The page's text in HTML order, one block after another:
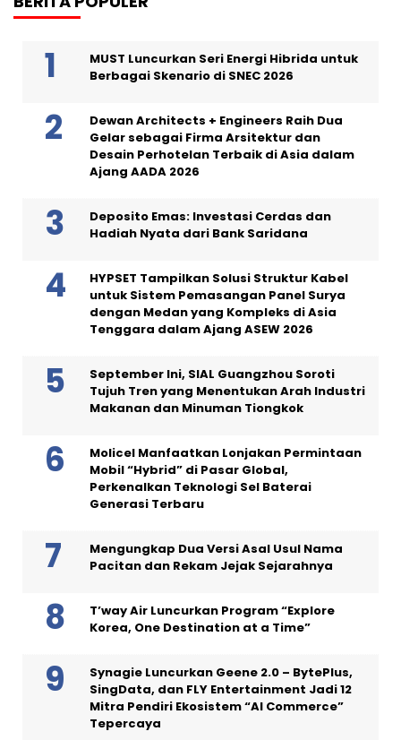
MUST Luncurkan Seri Energi Hibrida untuk
Berbagai Skenario di SNEC 2026
Dewan Architects + Engineers Raih Dua
Gelar sebagai Firma Arsitektur dan
Desain Perhotelan Terbaik di Asia dalam
Ajang AADA 2026
Deposito Emas: Investasi Cerdas dan
Hadiah Nyata dari Bank Saridana
HYPSET Tampilkan Solusi Struktur Kabel
untuk Sistem Pemasangan Panel Surya
dengan Medan yang Kompleks di Asia
Tenggara dalam Ajang ASEW 2026
September Ini, SIAL Guangzhou Soroti
Tujuh Tren yang Menentukan Arah Industri
Makanan dan Minuman Tiongkok
Molicel Manfaatkan Lonjakan Permintaan
Mobil “Hybrid” di Pasar Global,
Perkenalkan Teknologi Sel Baterai
Generasi Terbaru
Mengungkap Dua Versi Asal Usul Nama
Pacitan dan Rekam Jejak Sejarahnya
T’way Air Luncurkan Program “Explore
Korea, One Destination at a Time”
Synagie Luncurkan Geene 2.0 – BytePlus,
SingData, dan FLY Entertainment Jadi 12
Mitra Pendiri Ekosistem “AI Commerce”
Tepercaya